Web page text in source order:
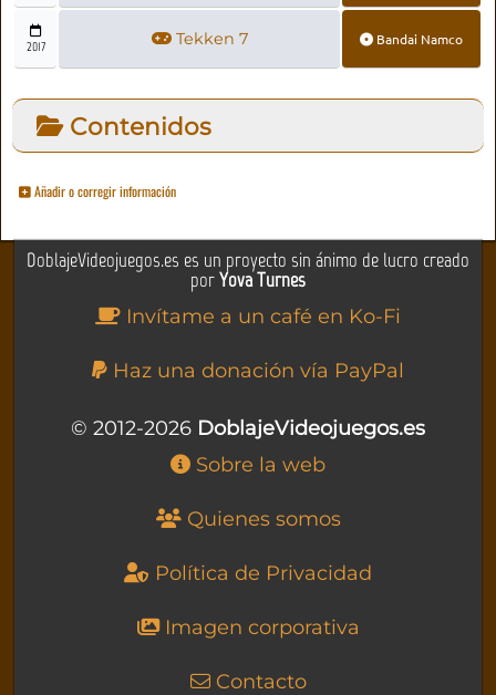
2017 Tekken 7 Bandai Namco
Contenidos
Añadir o corregir información
DoblajeVideojuegos.es es un proyecto sin ánimo de lucro creado
porYova Turnes
Invítame a un café en Ko-Fi
Haz una donación vía PayPal
© 2012-2026 DoblajeVideojuegos.es
Sobre la web
Quienes somos
Política de Privacidad
Imagen corporativa
Contacto